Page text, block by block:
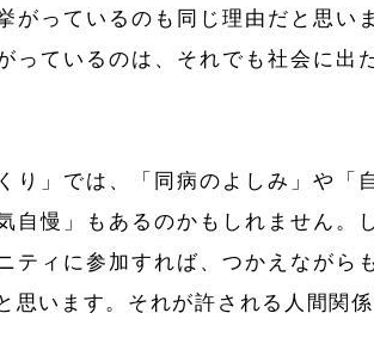
がっているのも同じ理由だと思い
っているのは、それでも社会に出
り」では、「同病のよしみ」や
自慢」もあるのかもしれません。
ティに参加すれば、つかえながら
思います。それが許される人間関